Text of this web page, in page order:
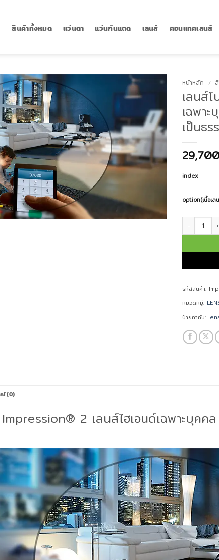
สินค้าทั้งหมด แว่นตา แว่นกันแดด เลนส์ คอนแทคเลนส์
หน้าหลัก /
เลนส์
เฉพา
เป็นธ
index
option(เนื้อเล
จำนวน เล
รหัสสินค้า:
หมวดหมู่:
ป้ายกำกับ:
ณ์ (0)
2 เลนส์ไฮเอนด์เฉพาะบุคค